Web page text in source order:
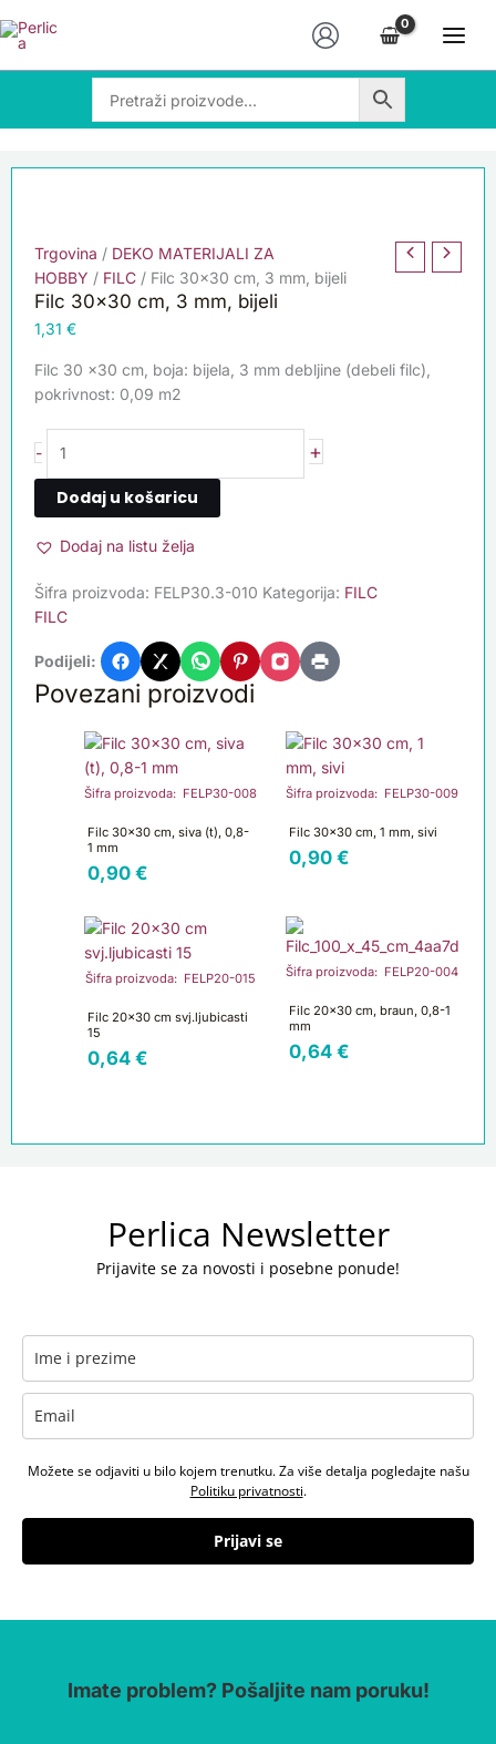
to
Trgovina / DEKO MATERIJALI ZA
HOBBY / FILC / Filc 30×30 cm, 3 mm, bijeli
Filc 30×30 cm, 3 mm, bijeli
1,31 €
Filc 30 x30 cm, boja: bijela, 3 mm debljine (debeli filc),
pokrivnost: 0,09 m2
-
30x30
bijeli
+
Dodaj u košaricu
Dodaj na listu želja
Šifra proizvoda: FELP30.3-010 Kategorija: FILC
FILC
Podijeli:
Povezani proizvodi
Šifra proizvoda: FELP30-008
Filc 30×30 cm, siva (t), 0,8-
1 mm
0,90 €
Šifra proizvoda: FELP30-009
Filc 30×30 cm, 1 mm, sivi
0,90 €
Šifra proizvoda: FELP20-015
Filc 20×30 cm svj.ljubicasti
15
0,64 €
Šifra proizvoda: FELP20-004
Filc 20×30 cm, braun, 0,8-1
mm
0,64 €
Perlica Newsletter
Prijavite se za novosti i posebne ponude!
Možete se odjaviti u bilo kojem trenutku. Za više detalja pogledajte našu
Politiku privatnosti.
Prijavi se
Imate problem? Pošaljite nam poruku!